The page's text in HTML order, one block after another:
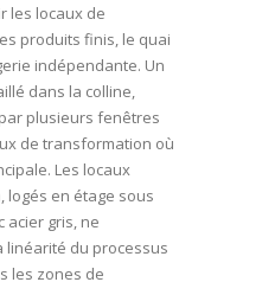
les locaux de
produits finis, le quai
indépendante. Un
dans la colline,
plusieurs fenêtres
de transformation où
Les locaux
logés en étage sous
acier gris, ne
linéarité du processus
les zones de